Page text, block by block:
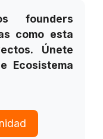
founders
como esta
Únete
Ecosistema